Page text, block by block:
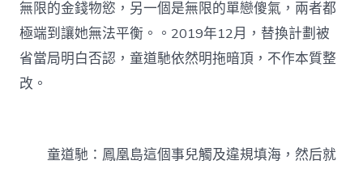
無限的金錢物慾，另一個是無限的單戀傻氣，兩者都
極端到讓她無法平衡。。2019年12月，替換計劃被
省當局明白否認，童道馳依然明拖暗頂，不作本質整
改。
童道馳：鳳凰島這個事兒觸及違規填海，然后就